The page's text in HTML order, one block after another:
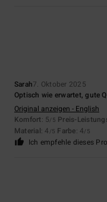
Sarah7. Oktober 2025
Optisch wie erwartet, gute
Original anzeigen - English
Komfort: 5/5 Preis-
Material: 4 /5 Farbe: 4/5
Ich empfehle dieses